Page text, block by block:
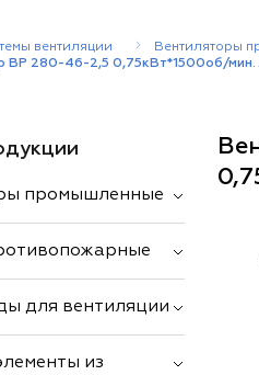
вентиляции Вентиляторы
ВР 280-46-2,5 0,75кВт*1500об/мин.
промышленные
для вентиляции
из